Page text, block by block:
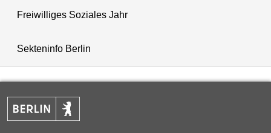
Freiwilliges Soziales Jahr
Sekteninfo Berlin